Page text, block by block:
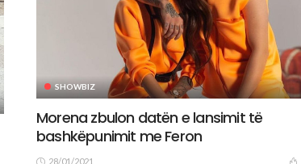
SHOWBIZ
Morena zbulon datën e lansimit të
bashkëpunimit me Feron
28/01/2021